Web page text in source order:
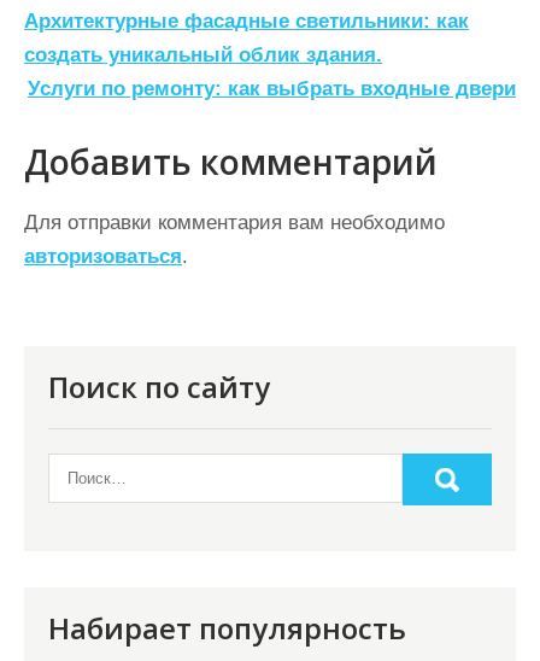
Н
а
в
и
г
а
ц
Архитектурные фасадные светильники: как
создать уникальный облик здания.
Услуги по ремонту: как выбрать входные двери
Добавить комментарий
Для отправки комментария вам необходимо
авторизоваться.
Поиск по сайту
Набирает популярность